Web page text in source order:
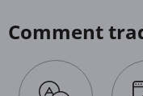
Comment